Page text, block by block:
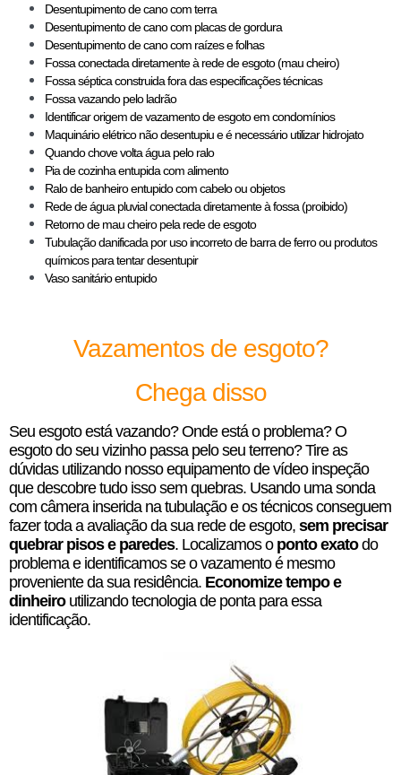
Desentupimento de cano com terra
Desentupimento de cano com placas de gordura
Desentupimento de cano com raízes e folhas
Fossa conectada diretamente à rede de esgoto (mau cheiro)
Fossa séptica construida fora das especificações técnicas
Fossa vazando pelo ladrão
Identificar origem de vazamento de esgoto em condomínios
Maquinário elétrico não desentupiu e é necessário utilizar hidrojato
Quando chove volta água pelo ralo
Pia de cozinha entupida com alimento
Ralo de banheiro entupido com cabelo ou objetos
Rede de água pluvial conectada diretamente à fossa (proibido)
Retorno de mau cheiro pela rede de esgoto
Tubulação danificada por uso incorreto de barra de ferro ou produtos
químicos para tentar desentupir
Vaso sanitário entupido
Vazamentos de esgoto?
Chega disso
Seu esgoto está vazando? Onde está o problema? O
esgoto do seu vizinho passa pelo seu terreno? Tire as
dúvidas utilizando nosso equipamento de vídeo inspeção
que descobre tudo isso sem quebras. Usando uma sonda
com câmera inserida na tubulação e os técnicos conseguem
fazer toda a avaliação da sua rede de esgoto, sem precisar
quebrar pisos e paredes. Localizamos o ponto exatodo
problema e identificamos se o vazamento é mesmo
proveniente da sua residência. Economize tempo e
dinheiroutilizando tecnologia de ponta para essa
identificação.